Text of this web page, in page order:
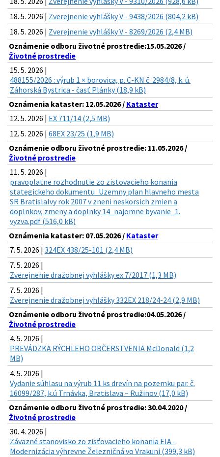
18. 5. 2026 | Zverejnenie vyhlášky V - 9438/2026 (804,2 kB)
18. 5. 2026 | Zverejnenie vyhlášky V - 8269/2026 (2,4 MB)
Oznámenie odboru životné prostredie:15.05.2026 /
Životné prostredie
15. 5. 2026 |
488155/2026 : výrub 1 × borovica, p. C-KN č. 2984/8, k. ú.
Záhorská Bystrica - časť Plánky (18,9 kB)
Oznámenia kataster: 12.05.2026 / Kataster
12. 5. 2026 | EX 711/14 (2,5 MB)
12. 5. 2026 | 68EX 23/25 (1,9 MB)
Oznámenie odboru životné prostredie: 11.05.2026 /
Životné prostredie
11. 5. 2026 |
pravoplatne rozhodnutie zo zistovacieho konania
stategickeho dokumentu_Uzemny plan hlavneho mesta
SR Bratislalvy rok 2007 v zneni neskorsich zmien a
doplnkov, zmeny a doplnky 14_najomne byvanie_1.
vyzva.pdf (516,0 kB)
Oznámenia kataster: 07.05.2026 / Kataster
7. 5. 2026 | 324EX 438/25-101 (2,4 MB)
7. 5. 2026 |
Zverejnenie dražobnej vyhlášky ex 7/2017 (1,3 MB)
7. 5. 2026 |
Zverejnenie dražobnej vyhlášky 332EX 218/24-24 (2,9 MB)
Oznámenie odboru životné prostredie:04.05.2026 /
Životné prostredie
4. 5. 2026 |
PREVÁDZKA RÝCHLEHO OBČERSTVENIA McDonald (1,2
MB)
4. 5. 2026 |
Vydanie súhlasu na výrub 11 ks drevín na pozemku par. č.
16099/287, k.ú Trnávka, Bratislava – Ružinov (17,0 kB)
Oznámenie odboru životné prostredie: 30.04.2020 /
Životné prostredie
30. 4. 2026 |
Záväzné stanovisko zo zisťovacieho konania EIA -
Modernizácia výhrevne Železničná vo Vrakuni (399,3 kB)